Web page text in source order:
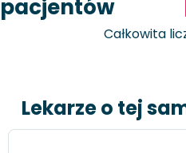
pacjentów
Całkowita
Lekarze o tej